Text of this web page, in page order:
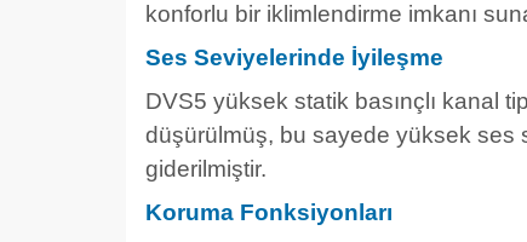
konforlu bir iklimlendirme imkanı
Ses Seviyelerinde İyileşme
DVS5 yüksek statik basınçlı kanal
düşürülmüş, bu sayede yüksek ses
giderilmiştir.
Koruma Fonksiyonları